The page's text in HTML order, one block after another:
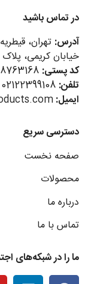
در تماس باشید
آدرس: تهران،
خیابان کریمی، پلاک 132، واحد 7
کد پستی:
تلفن:
ایمیل:
دسترسی سریع
صفحه نخست
محصولات
درباره ما
تماس با ما
ما را در شبکه‌های